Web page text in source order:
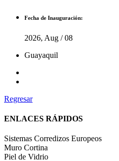
Fecha de Inauguración:
2026, Aug / 08
Guayaquil
Regresar
ENLACES RÁPIDOS
Sistemas Corredizos Europeos
Muro Cortina
Piel de Vidrio